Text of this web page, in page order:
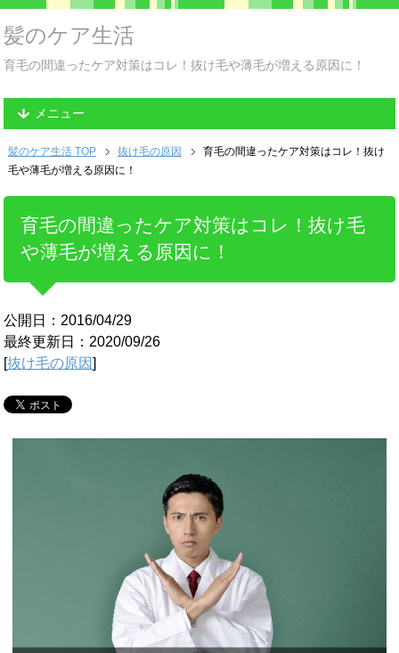
髪のケア生活
育毛の間違ったケア対策はコレ！抜け毛や薄毛が増える原因に！
メニュー
髪のケア生活 TOP 抜け毛の原因
育毛の間違ったケア対策はコレ！抜け
毛や薄毛が増える原因に！
育毛の間違ったケア対策はコレ！抜け毛
や薄毛が増える原因に！
公開日：2016/04/29
最終更新日：2020/09/26
[抜け毛の原因]